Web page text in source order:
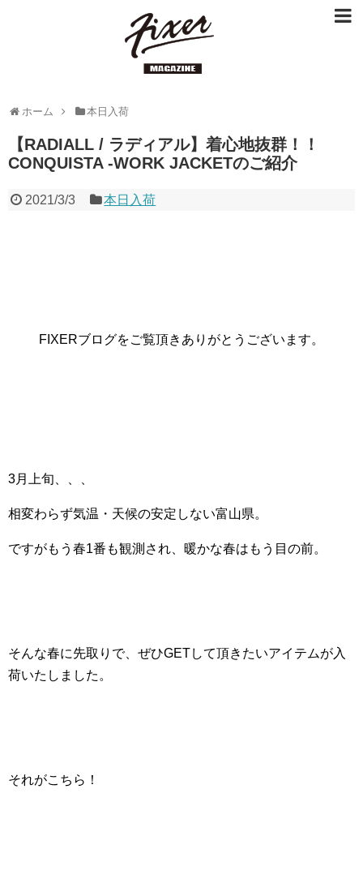
ホーム 本日入荷
【RADIALL / ラディアル】着心地抜群！！
CONQUISTA -WORK JACKETのご紹介
2021/3/3 本日入荷
FIXERブログをご覧頂きありがとうございます。
3月上旬、、、
相変わらず気温・天候の安定しない富山県。
ですがもう春1番も観測され、暖かな春はもう目の前。
そんな春に先取りで、ぜひGETして頂きたいアイテムが入
荷いたしました。
それがこちら！